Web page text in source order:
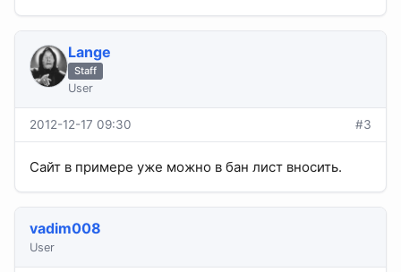
Lange
Staff
User
2012-12-17 09:30 #3
Сайт в примере уже можно в бан лист вносить.
vadim008
User